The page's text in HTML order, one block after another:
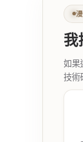
我
如果
技術